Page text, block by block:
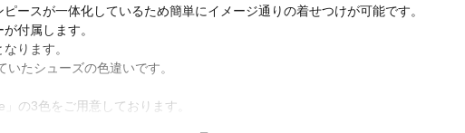
ースが一体化しているため簡単にイメージ通りの着せつけが可能です。
付属します。
ります。
たシューズの色違いです。
の3色をご用意しております。